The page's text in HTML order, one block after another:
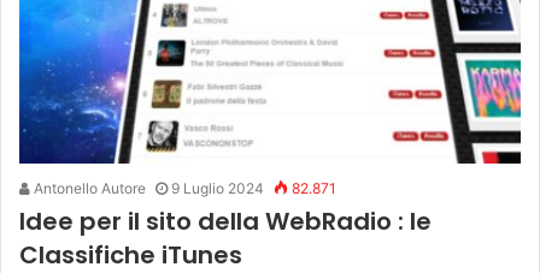
Antonello Autore 9 Luglio 2024 82.871
Idee per il sito della WebRadio : le
Classifiche iTunes